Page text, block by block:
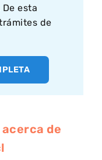
De esta
de
de